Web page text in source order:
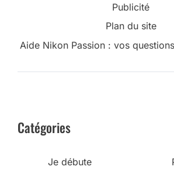
Publicité
Plan du site
Aide Nikon Passion : vos
Catégories
Je débute